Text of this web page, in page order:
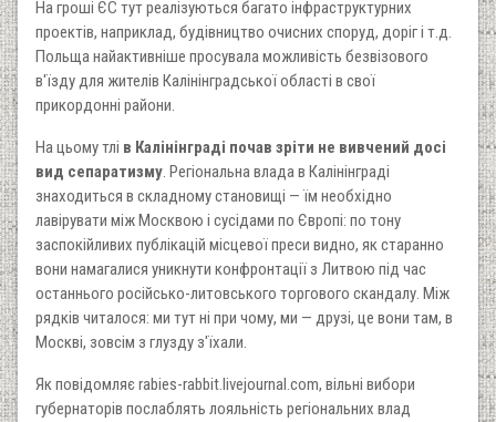
На гроші ЄС тут реалізуються багато інфраструктурних
проектів, наприклад, будівництво очисних споруд, доріг і т.д.
Польща найактивніше просувала можливість безвізового
в'їзду для жителів Калінінградської області в свої
прикордонні райони.
На цьому тлі в Калінінграді почав зріти не вивчений досі
вид сепаратизму. Регіональна влада в Калінінграді
знаходиться в складному становищі — їм необхідно
лавірувати між Москвою і сусідами по Європі: по тону
заспокійливих публікацій місцевої преси видно, як старанно
вони намагалися уникнути конфронтації з Литвою під час
останнього російсько-литовського торгового скандалу. Між
рядків читалося: ми тут ні при чому, ми — друзі, це вони там, в
Москві, зовсім з глузду з'їхали.
Як повідомляє rabies-rabbit.livejournal.com, вільні вибори
губернаторів послаблять лояльність регіональних влад